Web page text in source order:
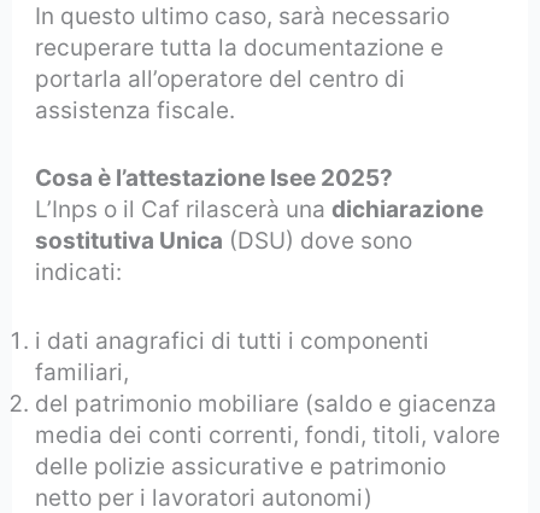
In questo ultimo caso, sarà necessario
recuperare tutta la documentazione e
portarla all’operatore del centro di
assistenza fiscale.
Cosa è l’attestazione Isee 2025?
L’Inps o il Caf rilascerà unadichiarazione
sostitutiva Unica (DSU) dove sono
indicati:
i dati anagrafici di tutti i componenti
familiari,
del patrimonio mobiliare (saldo e giacenza
media dei conti correnti, fondi, titoli, valore
delle polizie assicurative e patrimonio
netto per i lavoratori autonomi)